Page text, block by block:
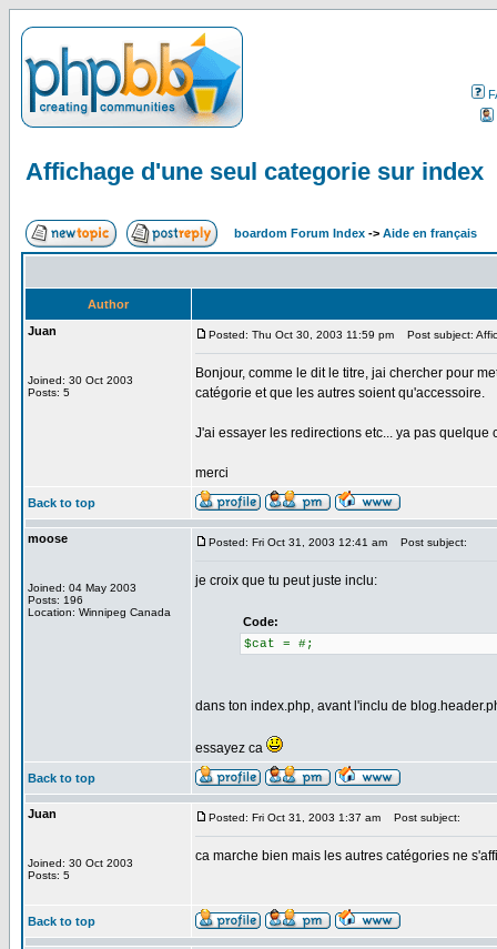
Affichage d'une seul categorie sur index
boardom Forum Index -> Aide en français
Author
Juan
Joined: 30 Oct 2003
Posts: 5
Posted: Thu Oct 30, 2003 11:59 pm Post subject:
Bonjour, comme le dit le titre, jai chercher pour
catégorie et que les autres soient qu'accessoire.
J'ai essayer les redirections etc... ya pas
merci
Back to top
moose
Joined: 04 May 2003
Posts: 196
Location: Winnipeg Canada
Posted: Fri Oct 31, 2003 12:41 am Post subject:
je croix que tu peut juste inclu:
Code:
$cat = #;
dans ton index.php, avant l'inclu de
essayez ca
Back to top
Juan
Joined: 30 Oct 2003
Posts: 5
Posted: Fri Oct 31, 2003 1:37 am Post subject:
ca marche bien mais les autres catégories ne
Back to top